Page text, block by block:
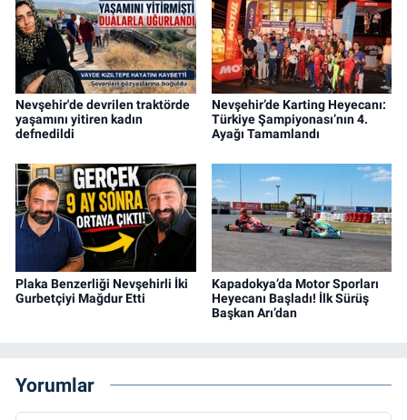
Nevşehir'de devrilen traktörde
yaşamını yitiren kadın
defnedildi
Nevşehir’de Karting Heyecanı:
Türkiye Şampiyonası’nın 4.
Ayağı Tamamlandı
Plaka Benzerliği Nevşehirli İki
Gurbetçiyi Mağdur Etti
Kapadokya’da Motor Sporları
Heyecanı Başladı! İlk Sürüş
Başkan Arı’dan
Yorumlar